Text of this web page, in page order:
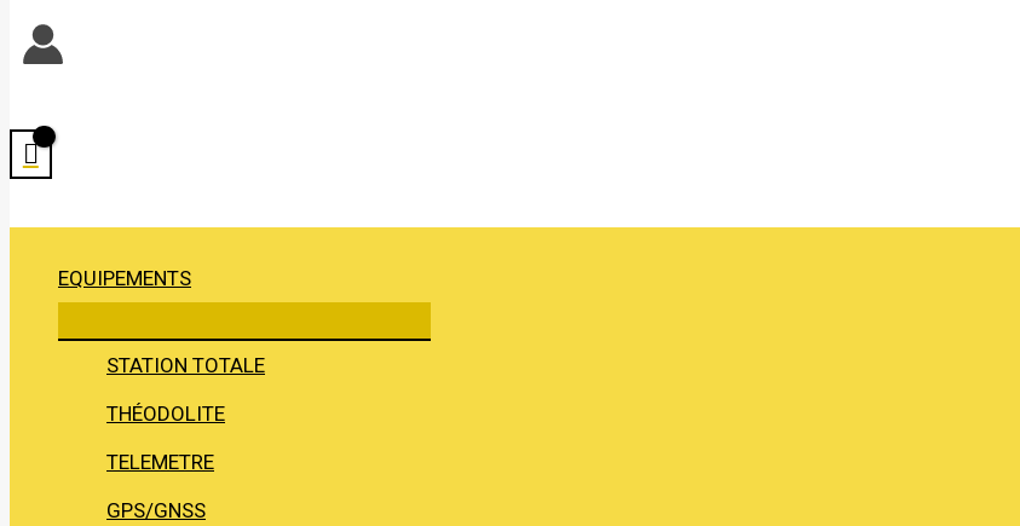
EQUIPEMENTS
STATION TOTALE
THÉODOLITE
TELEMETRE
GPS/GNSS